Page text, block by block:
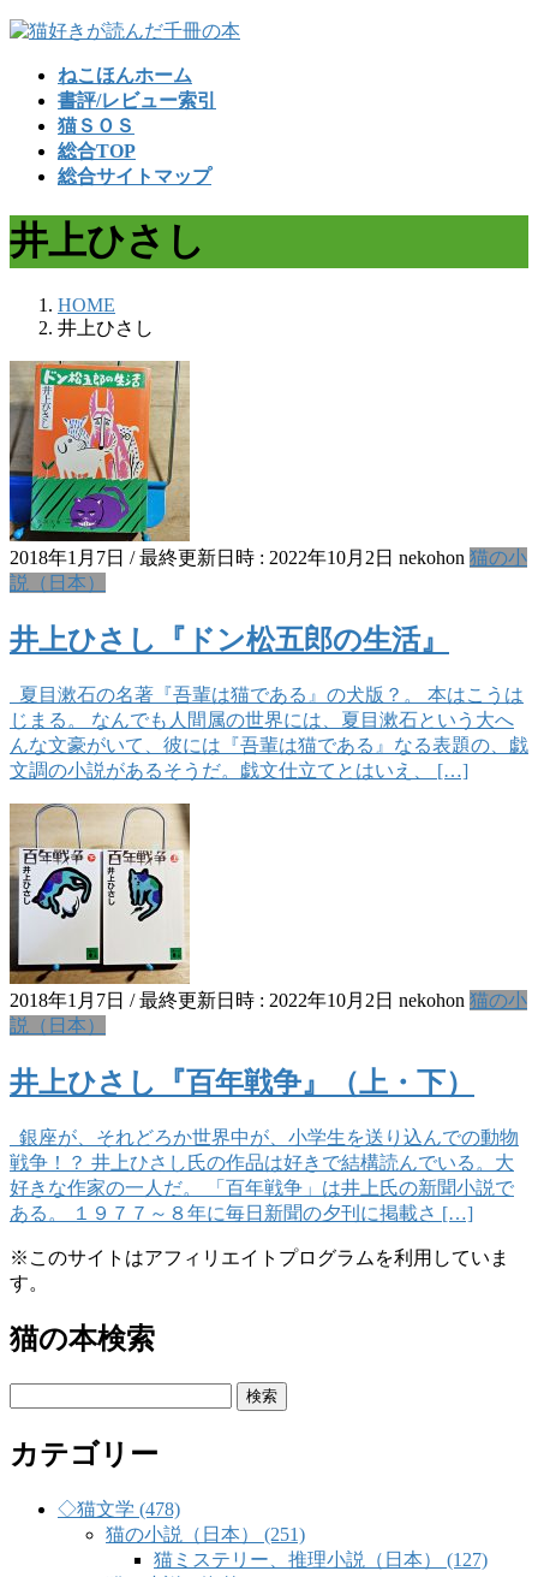
コ
ッ
プ
ナ
移
動
ねこほんホーム
書評/レビュー索引
猫ＳＯＳ
総合TOP
総合サイトマップ
井上ひさし
HOME
井上ひさし
2018年1月7日 / 最終更新日時 : 2022年10月2日 nekohon 猫の小
説（日本）
井上ひさし『ドン松五郎の生活』
夏目漱石の名著『吾輩は猫である』の犬版？。 本はこうは
じまる。 なんでも人間属の世界には、夏目漱石という大へ
んな文豪がいて、彼には『吾輩は猫である』なる表題の、戯
文調の小説があるそうだ。戯文仕立てとはいえ、 […]
2018年1月7日 / 最終更新日時 : 2022年10月2日 nekohon 猫の小
説（日本）
井上ひさし『百年戦争』（上・下）
銀座が、それどろか世界中が、小学生を送り込んでの動物
戦争！？ 井上ひさし氏の作品は好きで結構読んでいる。大
好きな作家の一人だ。 「百年戦争」は井上氏の新聞小説で
ある。 １９７７～８年に毎日新聞の夕刊に掲載さ […]
※このサイトはアフィリエイトプログラムを利用していま
す。
猫の本検索
カテゴリー
◇猫文学 (478)
猫の小説（日本） (251)
猫ミステリー、推理小説（日本） (127)